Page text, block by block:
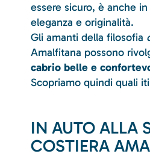
essere sicuro, è anche
eleganza e originalità.
Gli amanti della filosofia
Amalfitana possono
cabrio belle e
Scopriamo quindi quali
IN AUTO ALLA
COSTIERA